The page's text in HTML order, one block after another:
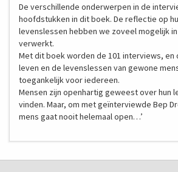
De verschillende onderwerpen in de
hoofdstukken in dit boek. De reflectie op
levenslessen hebben we zoveel mogelijk
verwerkt.
Met dit boek worden de 101 interviews, en
leven en de levenslessen van gewone
toegankelijk voor iedereen.
Mensen zijn openhartig geweest over hun
vinden. Maar, om met geïnterviewde Bep
mens gaat nooit helemaal open…’